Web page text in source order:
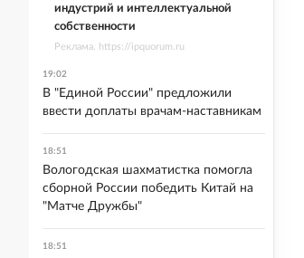
индустрий и интеллектуальной
собственности
Реклама. https://ipquorum.ru
19:02
В "Единой России" предложили
ввести доплаты врачам-наставникам
18:51
Вологодская шахматистка помогла
сборной России победить Китай на
"Матче Дружбы"
18:51